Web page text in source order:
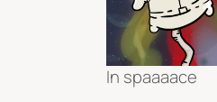
In spaaaace